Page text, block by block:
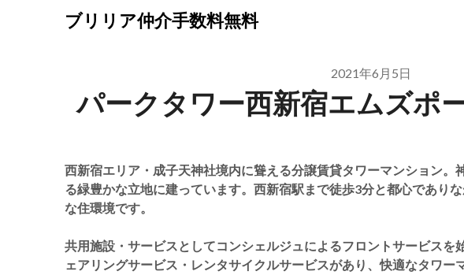
ブリリア仲介手数料無料
2021年6月5日
パークタワー西新宿エムズポ
西新宿エリア・成子天神社境内に聳える分譲賃貸タワーマンション。
る緑豊かな立地に建っています。西新宿駅まで徒歩3分と都心であり
な住環境です。
共用施設・サービスとしてコンシェルジュによるフロントサービスを
ェアリングサービス・レンタサイクルサービスがあり、快適なタワー